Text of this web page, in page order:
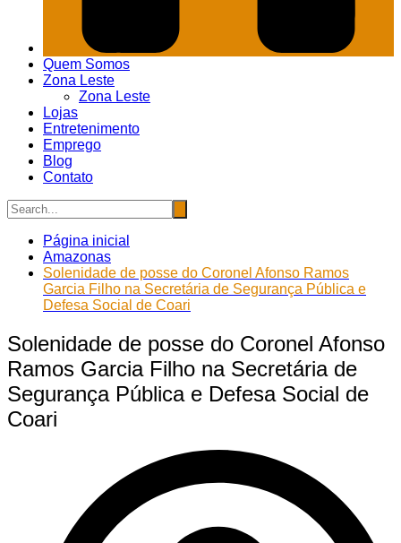
Quem Somos
Zona Leste
Zona Leste
Lojas
Entretenimento
Emprego
Blog
Contato
Página inicial
Amazonas
Solenidade de posse do Coronel Afonso Ramos
Garcia Filho na Secretária de Segurança Pública e
Defesa Social de Coari
Solenidade de posse do Coronel Afonso
Ramos Garcia Filho na Secretária de
Segurança Pública e Defesa Social de
Coari